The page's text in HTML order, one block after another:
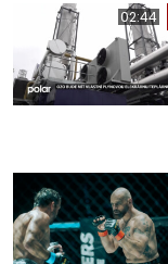
02:44